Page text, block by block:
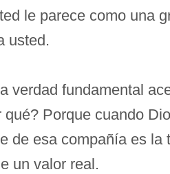
le parece como una
usted.
fundamental
qué? Porque cuando
de esa compañía es
un valor real.